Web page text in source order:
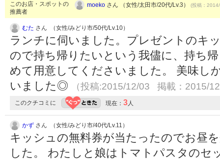
このお店・スポットの
推薦者
moeko さん （女性/太田市/20代/Lv.3） (投稿：
むた さん （女性/みどり市/50代/Lv.10）
ランチに伺いました。プレゼントのキ
ので持ち帰りたいという我儘に、持ち
めて用意してくださいました。 美味し
いました◎
（投稿:2015/12/03 掲載：2015/
このクチコミに 現在： 3人
かず さん （女性/みどり市/40代/Lv.11）
キッシュの無料券が当たったのでお昼
した。 わたしと娘はトマトパスタのセ